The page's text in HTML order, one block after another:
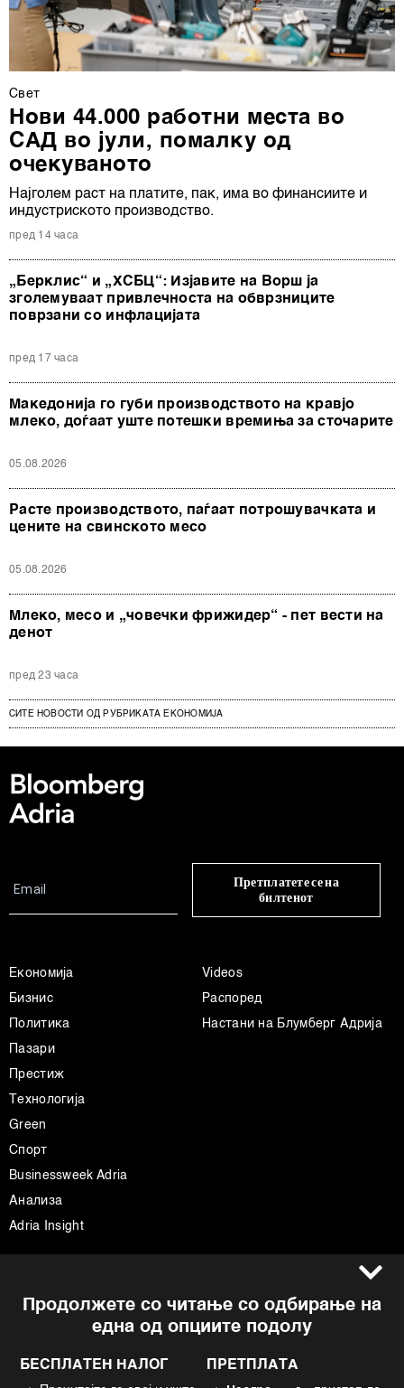
Свет
Нови 44.000 работни места во
САД во јули, помалку од
очекуваното
Најголем раст на платите, пак, има во финансиите и
индустриското производство.
пред 14 часа
„Берклис“ и „ХСБЦ“: Изјавите на Ворш ја
зголемуваат привлечноста на обврзниците
поврзани со инфлацијата
пред 17 часа
Македонија го губи производството на кравјо
млеко, доѓаат уште потешки времиња за сточарите
05.08.2026
Расте производството, паѓаат потрошувачката и
цените на свинското месо
05.08.2026
Млеко, месо и „човечки фрижидер“ - пет вести на
денот
пред 23 часа
СИТЕ НОВОСТИ ОД РУБРИКАТА ЕКОНОМИЈА
Продолжете со читање со одбирање на
една од опциите подолу
БЕСПЛАТЕН НАЛОГ ПРЕТПЛАТА
Претплатете се на
билтенот
Економија
Бизнис
Политика
Пазари
Престиж
Технологија
Green
Спорт
Businessweek Adria
Анализа
Adria Insight
Videos
Распоред
Настани на Блумберг Адрија
Импресум
Политика на приватност
Facebook
Instagram